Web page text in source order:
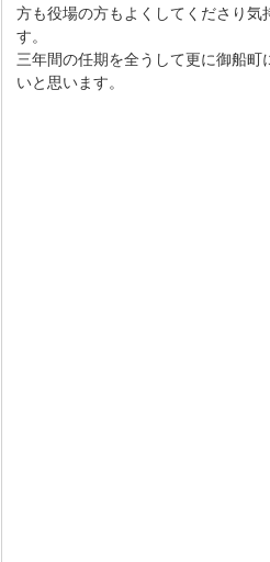
方も役場の方もよくしてくださり気
す。
三年間の任期を全うして更に御船町
いと思います。